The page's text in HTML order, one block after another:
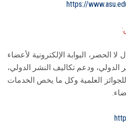
https://
الحصر، البوابة الإلكترونية لأعضاء
الدولي، ودعم تكاليف النشر الدولي،
العلمية وكل ما يخص الخدمات